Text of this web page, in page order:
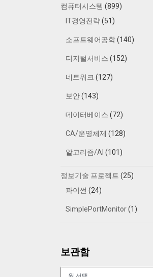
컴퓨터시스템 (899)
IT경영전략(51)
소프트웨어공학(140)
디지털서비스 (152)
네트워크 (127)
보안(143)
데이터베이스 (72)
CA/운영체제 (128)
알고리즘/AI (101)
정보기술 프로젝트 (25)
파이썬 (24)
SimplePortMonitor(1)
보관함